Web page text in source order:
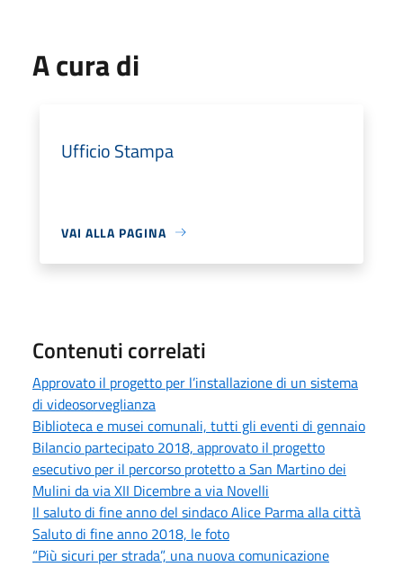
A cura di
Ufficio Stampa
VAI ALLA PAGINA
Contenuti correlati
Approvato il progetto per l’installazione di un sistema
di videosorveglianza
Biblioteca e musei comunali, tutti gli eventi di gennaio
Bilancio partecipato 2018, approvato il progetto
esecutivo per il percorso protetto a San Martino dei
Mulini da via XII Dicembre a via Novelli
Il saluto di fine anno del sindaco Alice Parma alla città
Saluto di fine anno 2018, le foto
“Più sicuri per strada”, una nuova comunicazione